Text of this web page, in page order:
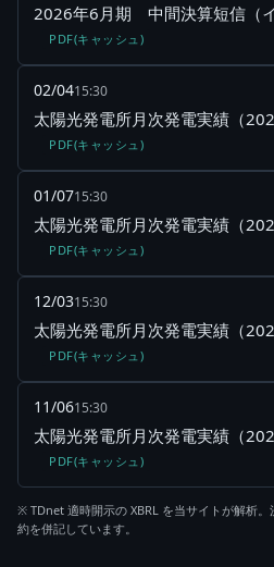
2026年6月期 中間決算短信（イ
PDF(キャッシュ)
02/0415:30
太陽光発電所月次発電実績（
PDF(キャッシュ)
01/0715:30
太陽光発電所月次発電実績（
PDF(キャッシュ)
12/0315:30
太陽光発電所月次発電実績（
PDF(キャッシュ)
11/0615:30
太陽光発電所月次発電実績（
PDF(キャッシュ)
※ TDnet 適時開示の XBRL を当サイトが解析
約を併記しています。